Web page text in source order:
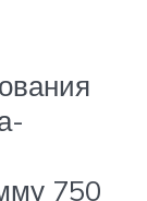
750